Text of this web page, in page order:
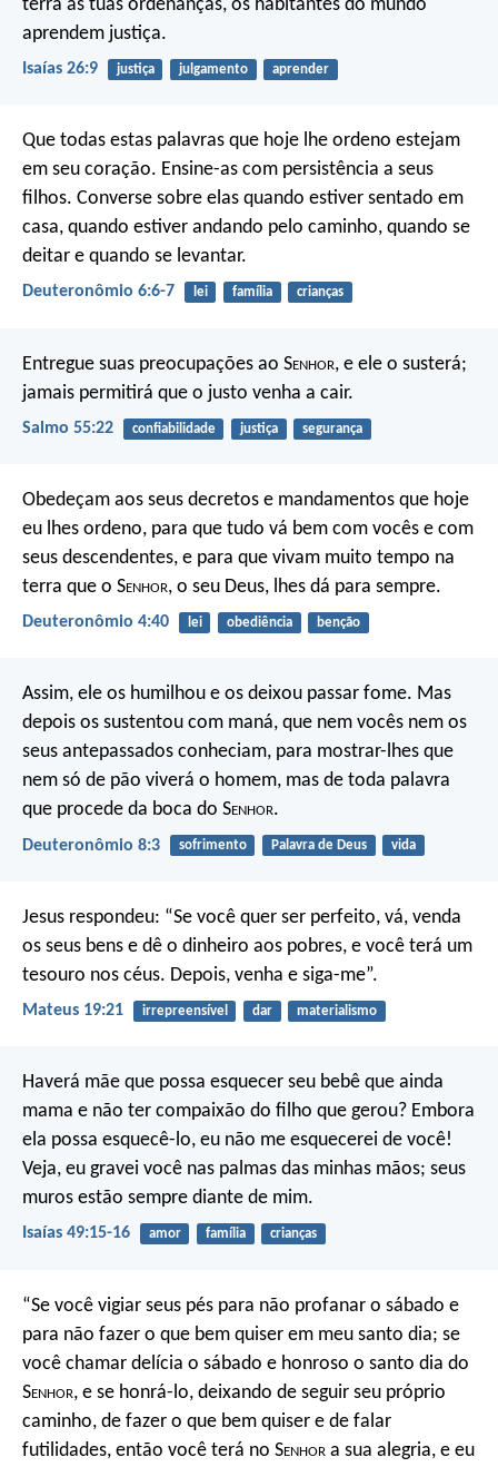
terra as tuas ordenanças, os habitantes do mundo
aprendem justiça.
Isaías 26:9 justiça julgamento aprender
Que todas estas palavras que hoje lhe ordeno estejam
em seu coração. Ensine-as com persistência a seus
filhos. Converse sobre elas quando estiver sentado em
casa, quando estiver andando pelo caminho, quando se
deitar e quando se levantar.
Deuteronômio 6:6-7 lei família crianças
Entregue suas preocupações ao Senhor, e ele o susterá;
jamais permitirá que o justo venha a cair.
Salmo 55:22 confiabilidade justiça segurança
Obedeçam aos seus decretos e mandamentos que hoje
eu lhes ordeno, para que tudo vá bem com vocês e com
seus descendentes, e para que vivam muito tempo na
terra que o Senhor, o seu Deus, lhes dá para sempre.
Deuteronômio 4:40 lei obediência benção
Assim, ele os humilhou e os deixou passar fome. Mas
depois os sustentou com maná, que nem vocês nem os
seus antepassados conheciam, para mostrar-lhes que
nem só de pão viverá o homem, mas de toda palavra
que procede da boca do Senhor.
Deuteronômio 8:3 sofrimento Palavra de Deus vida
Jesus respondeu: “Se você quer ser perfeito, vá, venda
os seus bens e dê o dinheiro aos pobres, e você terá um
tesouro nos céus. Depois, venha e siga-me”.
Mateus 19:21 irrepreensível dar materialismo
Haverá mãe que possa esquecer seu bebê que ainda
mama e não ter compaixão do filho que gerou? Embora
ela possa esquecê-lo, eu não me esquecerei de você!
Veja, eu gravei você nas palmas das minhas mãos; seus
muros estão sempre diante de mim.
Isaías 49:15-16 amor família crianças
“Se você vigiar seus pés para não profanar o sábado e
para não fazer o que bem quiser em meu santo dia; se
você chamar delícia o sábado e honroso o santo dia do
Senhor, e se honrá-lo, deixando de seguir seu próprio
caminho, de fazer o que bem quiser e de falar
futilidades, então você terá no Senhor a sua alegria, e eu